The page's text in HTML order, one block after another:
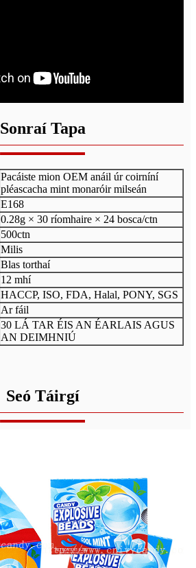
Sonraí Tapa
Pacáiste mion OEM anáil úr coirníní
pléascacha mint monaróir milseán
E168
0.28g × 30 ríomhaire × 24 bosca/ctn
500ctn
Milis
Blas torthaí
12 mhí
HACCP, ISO, FDA, Halal, PONY, SGS
Ar fáil
30 LÁ TAR ÉIS AN ÉARLAIS AGUS
AN DEIMHNIÚ
Seó Táirgí